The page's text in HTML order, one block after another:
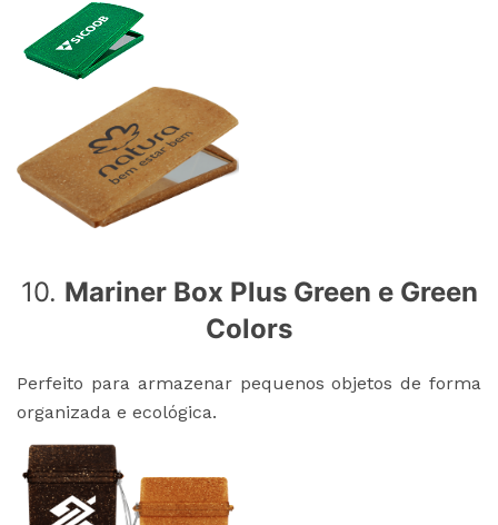
10. Mariner Box Plus Green e Green
Colors
Perfeito para armazenar pequenos objetos de forma
organizada e ecológica.